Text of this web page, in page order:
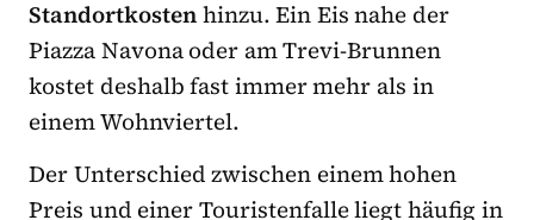
Standortkostenhinzu. Ein Eis nahe der
Piazza Navona oder am Trevi-Brunnen
kostet deshalb fast immer mehr als in
einem Wohnviertel.
Der Unterschied zwischen einem hohen
Preis und einer Touristenfalle liegt häufig in